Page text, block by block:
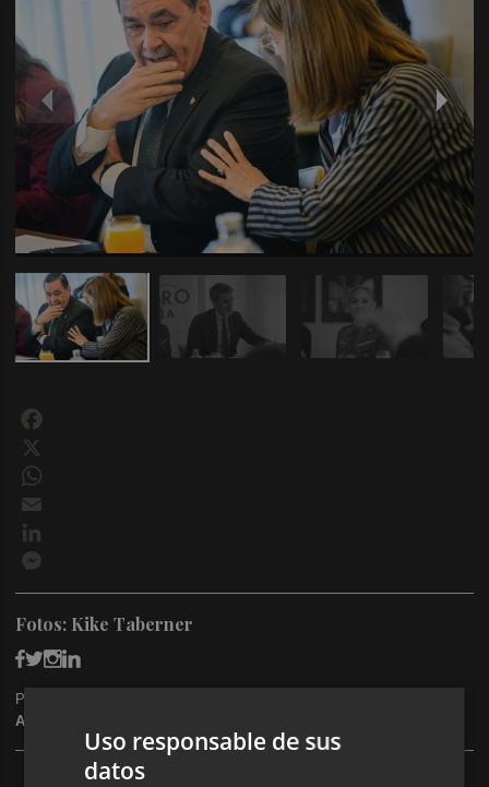
Fotos: Kike Taberner
Publicado: 11/05/2026 ·
Actualizado: 13/05/2026 · 07:20
Uso responsable de sus
datos